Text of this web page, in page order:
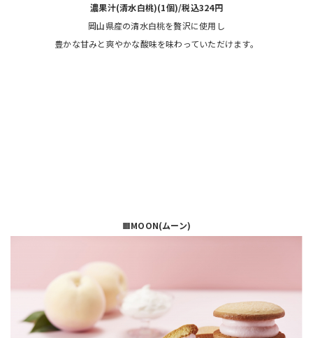
濃果汁(清水白桃)(1個)/税込324円
岡山県産の清水白桃を贅沢に使用し
豊かな甘みと爽やかな酸味を味わっていただけます。
🟧MOON(ムーン)